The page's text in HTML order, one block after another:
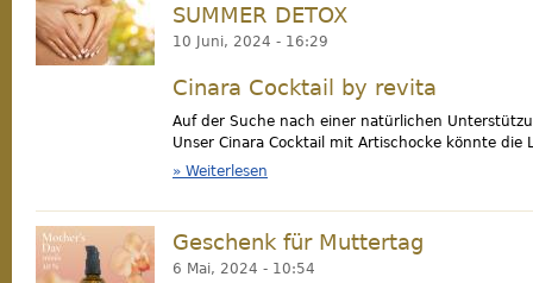
detox.jpg
SUMMER DETOX
10 Juni, 2024 - 16:29
Cinara Cocktail by revita
Auf der Suche nach einer natürlichen
Unser Cinara Cocktail mit Artischocke könnte die
Weiterlesen
antiwrinkle_motherday-photoroom.jpg
Geschenk für Muttertag
6 Mai, 2024 - 10:54